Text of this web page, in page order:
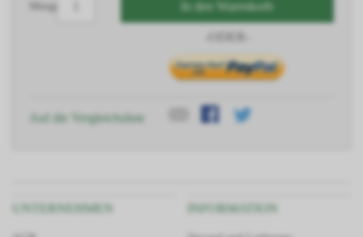
Menge In den Warenkorb
Auf die Vergleichsliste
UNTERNEHMEN INFORMATION